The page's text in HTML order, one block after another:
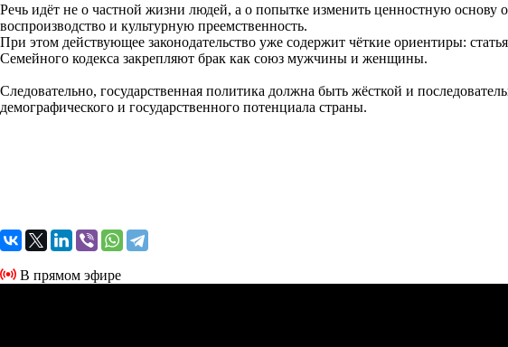
Речь идёт не о частной жизни людей, а о попытке изменить ценностную
воспроизводство и культурную преемственность.
При этом действующее законодательство уже содержит чёткие ориентиры:
Семейного кодекса закрепляют брак как союз мужчины и женщины.
Следовательно, государственная политика должна быть жёсткой и
демографического и государственного потенциала страны.
В прямом эфире